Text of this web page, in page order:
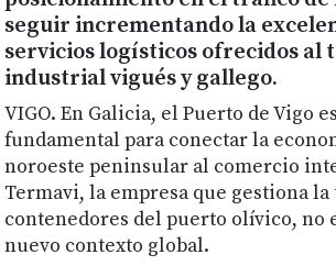
seguir incrementando la
servicios logísticos ofrecidos al
industrial vigués y gallego.
VIGO. En Galicia, el Puerto de Vigo
fundamental para conectar la
noroeste peninsular al comercio
Termavi, la empresa que gestiona
contenedores del puerto olívico, no
nuevo contexto global.